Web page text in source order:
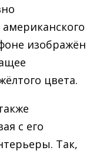
изображён
цвета.
с его
Так,